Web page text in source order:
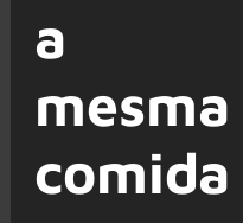
a
mesma
comida